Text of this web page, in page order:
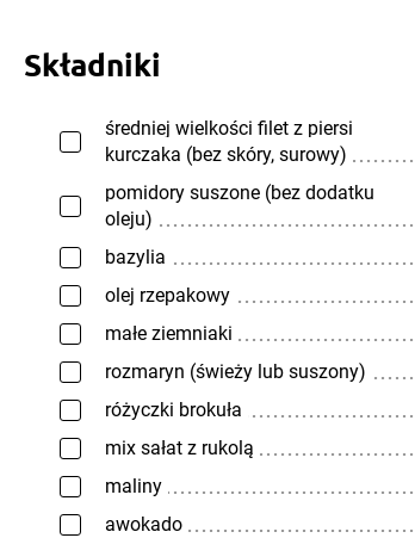
Składniki
średniej wielkości filet z piersi
kurczaka (bez skóry, surowy)
pomidory suszone (bez dodatku
oleju)
bazylia
olej rzepakowy
małe ziemniaki
rozmaryn (świeży lub suszony)
różyczki brokuła
mix sałat z rukolą
maliny
awokado